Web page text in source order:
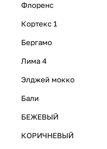
Флоренс
Кортекс 1
Бергамо
Лима 4
Элджей мокко
Бали
БЕЖЕВЫЙ
КОРИЧНЕВЫЙ